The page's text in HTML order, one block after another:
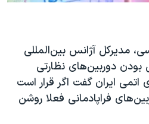
مدیرکل آژانس بین‌المللی
بودن دوربین‌های نظارتی
اتمی ایران گفت اگر قرار است
فراپادمانی فعلا روشن